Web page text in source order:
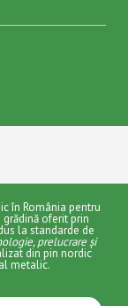
în România pentru
oferit prin
la standarde de
prelucrare și
din pin nordic
metalic.